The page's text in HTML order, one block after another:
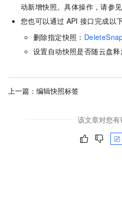
动新增快照。具体操作，请参见
您也可以通过 API 接口完成以
删除指定快照：
设置自动快照是否随云盘释
上一篇： 编辑快照标签
该文章对您有